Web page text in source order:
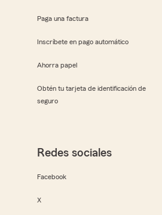
Paga una factura
Inscríbete en pago automático
Ahorra papel
Obtén tu tarjeta de identificación de
seguro
Redes sociales
Facebook
X